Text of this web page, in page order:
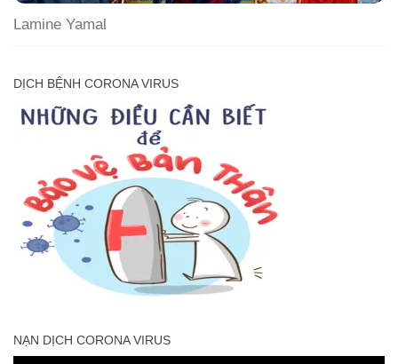
Lamine Yamal
DỊCH BỆNH CORONA VIRUS
NẠN DỊCH CORONA VIRUS